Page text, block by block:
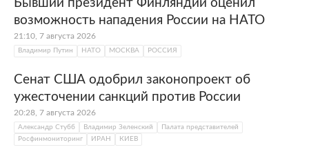
Бывший президент Финляндии оценил
возможность нападения России на НАТО
21:10, 7 августа 2026
Владимир Путин НАТО МОСКВА РОССИЯ
Сенат США одобрил законопроект об
ужесточении санкций против России
20:28, 7 августа 2026
Александр Стубб Владимир Зеленский
Палата представителей
Росфинмониторинг
ИРАН КИЕВ